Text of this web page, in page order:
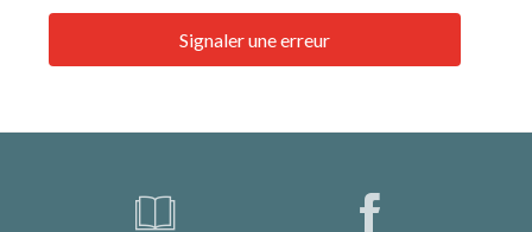
Signaler une erreur